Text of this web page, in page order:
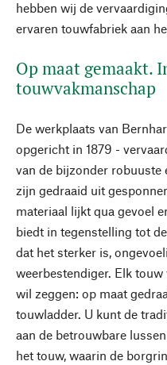
hebben wij de
ervaren touwfabriek aan
Op maat gemaakt.
touwvakmanschap
De werkplaats van
opgericht in 1879 -
van de bijzonder robuuste
zijn gedraaid uit
materiaal lijkt qua gevoel
biedt in tegenstelling tot
dat het sterker is,
weerbestendiger. Elk
wil zeggen: op maat
touwladder. U kunt de
aan de betrouwbare
het touw, waarin de